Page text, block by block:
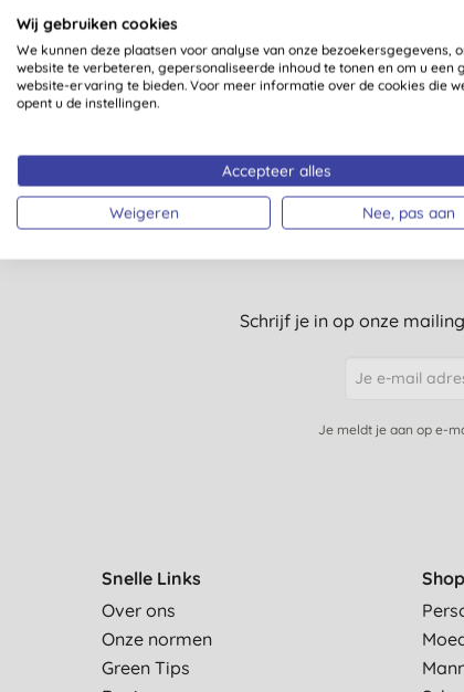
1
Schrijf je in op onze
Je meldt je aan op e-
Snelle Links
Over ons
Onze normen
Green Tips
Wij gebruiken cookies
We kunnen deze plaatsen voor analyse van onze bezoekersgegevens,
website te verbeteren, gepersonaliseerde inhoud te tonen en om u een
website-ervaring te bieden. Voor meer informatie over de cookies die
opent u de instellingen.
Accepteer alles
Weigeren Nee, pas aan